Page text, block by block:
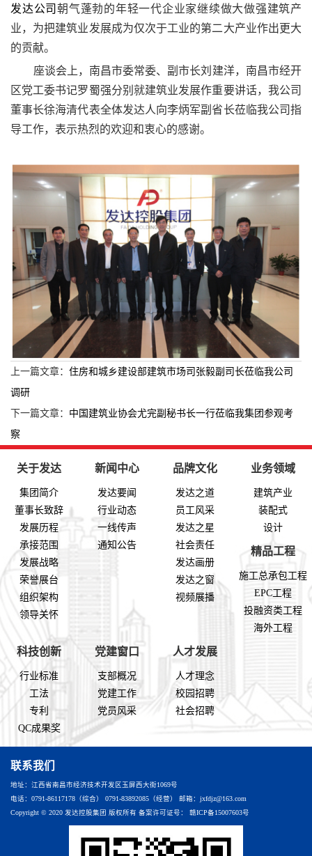
发达公司 朝气蓬勃的年轻一代企业家继续做大做强建筑产
业，为把建筑业发展成为仅次于工业的第二大产业作出更大
的贡献。
座谈会上，南昌市委常委、副市长刘建洋，南昌市经开
区党工委书记罗蜀强分别就建筑业发展作重要讲话，我公司
董事长徐海清代表全体发达人向李炳军副省长莅临我公司指
导工作，表示热烈的欢迎和衷心的感谢。
上一篇文章： 住房和城乡建设部建筑市场司张毅副司长莅临我公司
调研
下一篇文章： 中国建筑业协会尤完副秘书长一行莅临我集团参观考
察
关于发达
集团简介
董事长致辞
发展历程
承接范围
发展战略
荣誉展台
组织架构
领导关怀
新闻中心
发达要闻
行业动态
一线传声
通知公告
品牌文化
发达之道
员工风采
发达之星
社会责任
发达画册
发达之窗
视频展播
业务领域
建筑产业
装配式
设计
精品工程
施工总承包工程
EPC工程
投融资类工程
海外工程
科技创新
行业标准
工法
专利
QC成果奖
党建窗口
支部概况
党建工作
党员风采
人才发展
人才理念
校园招聘
社会招聘
联系我们
地址：江西省南昌市经济技术开发区玉屏西大街1069号
电话：0791-86117178（综合） 0791-83892085（经营） 邮箱：jxfdjz@163.com
Copyright © 2020 发达控股集团 版权所有 备案许可证号： 赣ICP备15007603号